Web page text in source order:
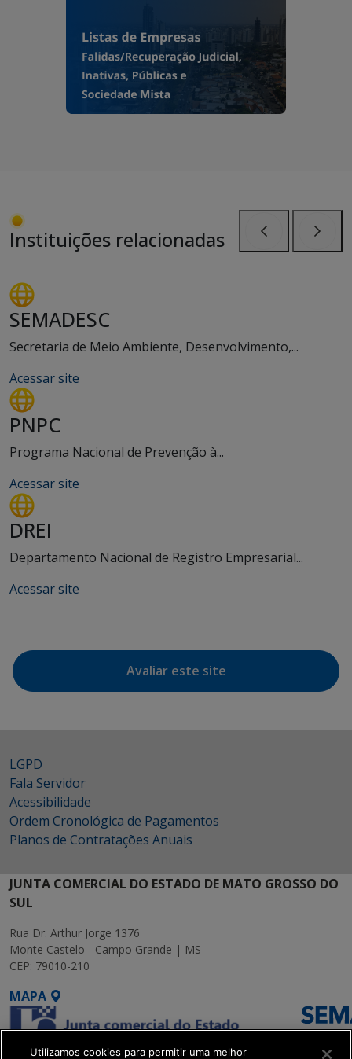
Instituições relacionadas
SEMADESC
Secretaria de Meio Ambiente, Desenvolvimento,...
Acessar site
PNPC
Programa Nacional de Prevenção à...
Acessar site
DREI
Departamento Nacional de Registro Empresarial...
Acessar site
Avaliar este site
LGPD
Fala Servidor
Acessibilidade
Ordem Cronológica de Pagamentos
Planos de Contratações Anuais
JUNTA COMERCIAL DO ESTADO DE MATO GROSSO DO
SUL
Rua Dr. Arthur Jorge 1376
Monte Castelo - Campo Grande | MS
CEP: 79010-210
MAPA
Utilizamos cookies para permitir uma melhor